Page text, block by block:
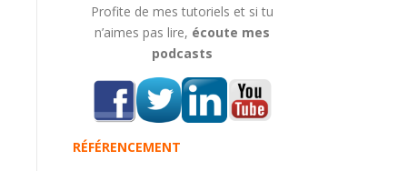
Profite de mes tutoriels et si tu
n’aimes pas lire, écoute mes
podcasts
RÉFÉRENCEMENT